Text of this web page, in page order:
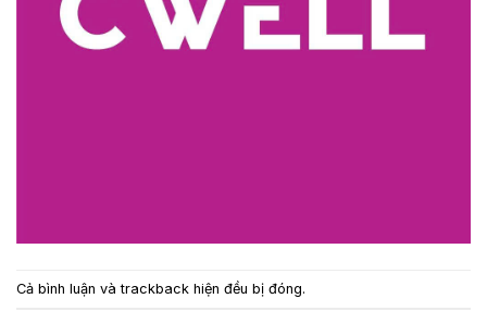
Cả bình luận và trackback hiện đều bị đóng.